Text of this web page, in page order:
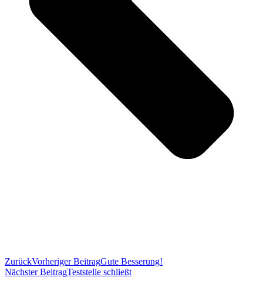
ZurückVorheriger BeitragGute Besserung!
Nächster BeitragTeststelle schließt